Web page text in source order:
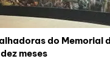
do Memorial
meses